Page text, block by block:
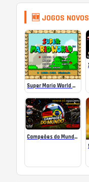
🆕 JOGOS NOVOS
Super Mario World SA-1 Online
Campeões do Mundo (ISS) Online